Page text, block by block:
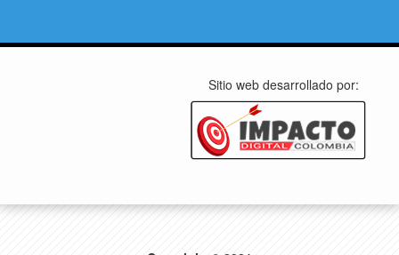
Sitio web desarrollado por: